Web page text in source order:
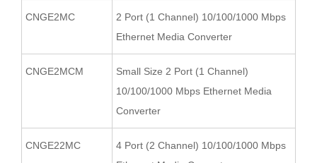
CNGE2MC
2 Port (1 Channel) 10/100/1000 Mbps
Ethernet Media Converter
CNGE2MCM
Small Size 2 Port (1 Channel)
10/100/1000 Mbps Ethernet Media
Converter
CNGE22MC
4 Port (2 Channel) 10/100/1000 Mbps